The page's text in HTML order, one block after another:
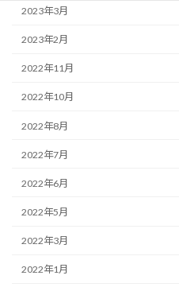
2023年3月
2023年2月
2022年11月
2022年10月
2022年8月
2022年7月
2022年6月
2022年5月
2022年3月
2022年1月